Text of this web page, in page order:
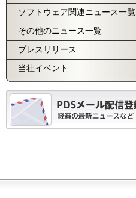
ソフトウェア関連ニュース一覧
その他のニュース一覧
プレスリリース
当社イベント